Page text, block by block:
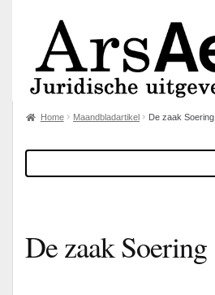
Home Maandbladartikel De zaak Soering
De zaak Soering